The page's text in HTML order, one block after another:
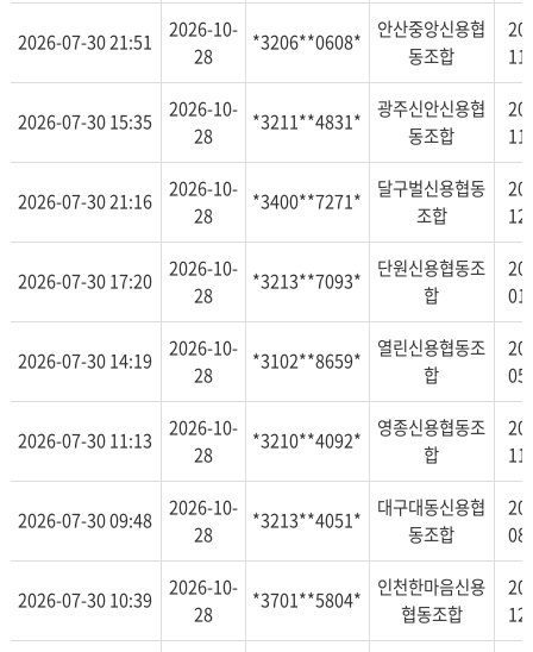
2026-07-30 21:51
2026-10-
28
*3206**0608*
안산중앙신용협
동조합
2026-07-30 15:35
2026-10-
28
*3211**4831*
광주신안신용협
동조합
2026-07-30 21:16
2026-10-
28
*3400**7271*
달구벌신용협동
조합
2026-07-30 17:20
2026-10-
28
*3213**7093*
단원신용협동조
합
2026-07-30 14:19
2026-10-
28
*3102**8659*
열린신용협동조
합
2026-07-30 11:13
2026-10-
28
*3210**4092*
영종신용협동조
합
2026-07-30 09:48
2026-10-
28
*3213**4051*
대구대동신용협
동조합
2026-07-30 10:39
2026-10-
28
*3701**5804*
인천한마음신용
협동조합